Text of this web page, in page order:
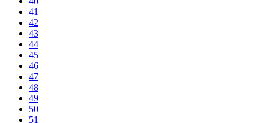
41
42
43
44
45
46
47
48
49
50
51